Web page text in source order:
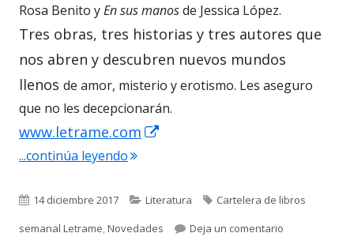
Rosa Benito yEn sus manosde Jessica López.
Tres obras, tres historias y tres autores que
nos abren y descubren nuevos mundos
llenos de amor, misterio y erotismo. Les aseguro
que no les decepcionarán.
www.letrame.com
ventana
nueva
...continúa leyendo"Cartelera de libros semanal Letrame
Publicado
el
14 diciembre 2017 Categorías
Literatura Etiquetas
Cartelera de libros
semanal Letrame,Novedades Deja un comentario